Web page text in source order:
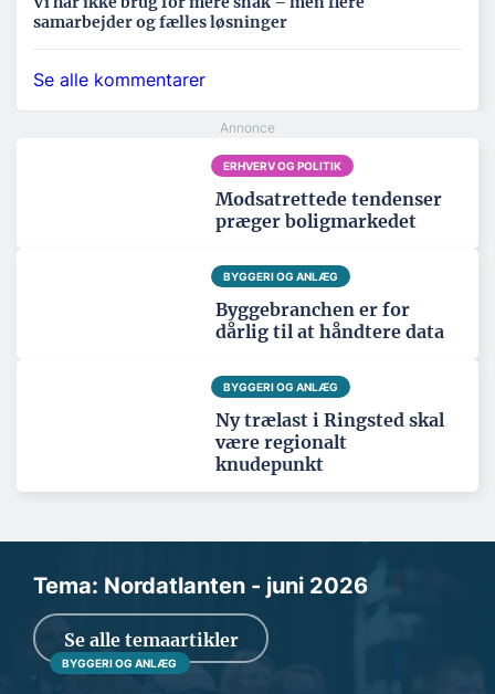
samarbejder og fælles løsninger
Se alle kommentarer
ERHVERV OG POLITIK
Modsatrettede tendenser
præger boligmarkedet
BYGGERI OG ANLÆG
Byggebranchen er for
dårlig til at håndtere data
BYGGERI OG ANLÆG
Ny trælast i Ringsted skal
være regionalt
knudepunkt
Tema: Nordatlanten - juni 2026
Se alle temaartikler
BYGGERI OG ANLÆG